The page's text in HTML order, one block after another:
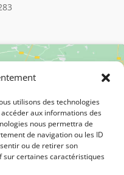
utilisons des technologies
aux informations des
nous permettra de
de navigation ou les ID
ou de retirer son
sur certaines caractéristiques
les cookies
ce contenu